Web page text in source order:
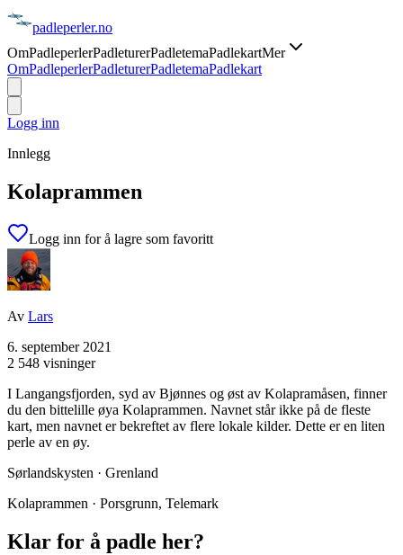
padleperler.no
OmPadleperlerPadleturerPadletemaPadlekartMer
OmPadleperlerPadleturerPadletemaPadlekart
Logg inn
Innlegg
Kolaprammen
Logg inn for å lagre som favoritt
Av Lars
6. september 2021
2 548 visninger
I Langangsfjorden, syd av Bjønnes og øst av Kolapramåsen, finner
du den bittelille øya Kolaprammen. Navnet står ikke på de fleste
kart, men navnet er bekreftet av flere lokale kilder. Dette er en liten
perle av en øy.
Sørlandskysten · Grenland
Kolaprammen · Porsgrunn, Telemark
Klar for å padle her?